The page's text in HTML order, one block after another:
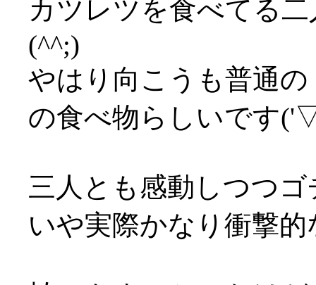
カツレツを食べてる
(^^;)
やはり向こうも普通
の食べ物らしいです
三人とも感動しつつ
いや実際かなり衝撃